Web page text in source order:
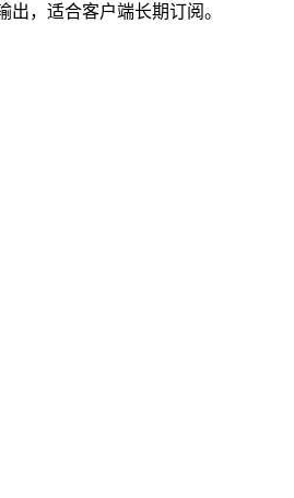
出，适合客户端长期订阅。